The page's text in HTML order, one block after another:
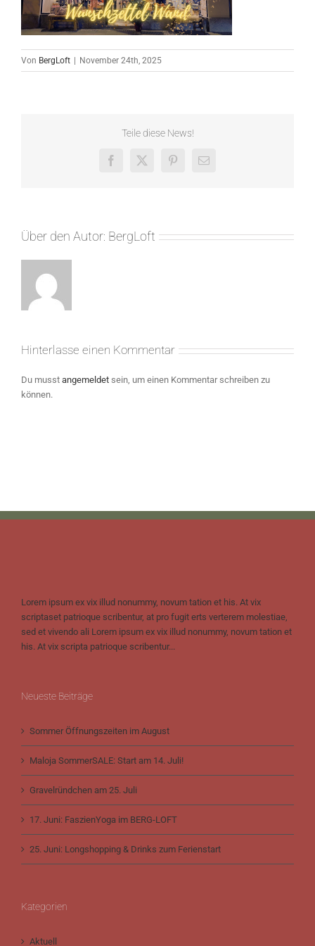
Von BergLoft | November 24th, 2025
Teile diese News!
Facebook
X Pinterest
E-
Über den Autor: BergLoft
Hinterlasse einen Kommentar
Du musst angemeldet sein, um einen Kommentar schreiben zu
können.
Lorem ipsum ex vix illud nonummy, novum tation et his. At vix
scriptaset patrioque scribentur, at pro fugit erts verterem molestiae,
sed et vivendo ali Lorem ipsum ex vix illud nonummy, novum tation et
his. At vix scripta patrioque scribentur...
Neueste Beiträge
Sommer Öffnungszeiten im August
Maloja SommerSALE: Start am 14. Juli!
Gravelründchen am 25. Juli
17. Juni: FaszienYoga im BERG-LOFT
25. Juni: Longshopping & Drinks zum Ferienstart
Kategorien
Aktuell